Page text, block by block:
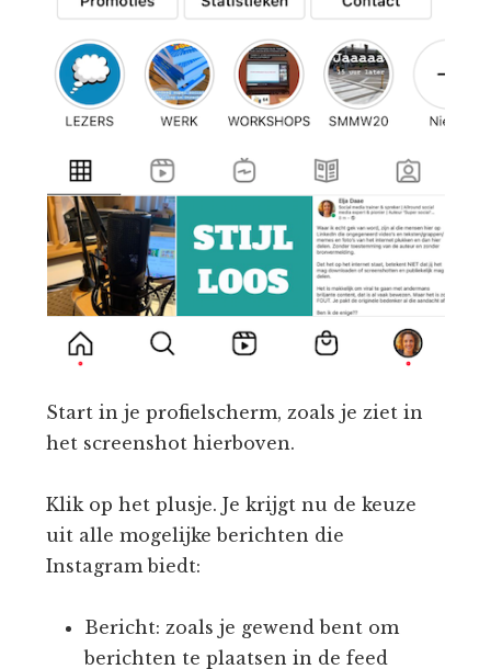
Start in je profielscherm, zoals je ziet in
het screenshot hierboven.
Klik op het plusje. Je krijgt nu de keuze
uit alle mogelijke berichten die
Instagram biedt:
Bericht: zoals je gewend bent om
berichten te plaatsen in de feed